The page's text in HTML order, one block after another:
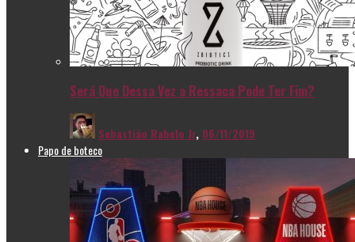
Será Que Dessa Vez a Ressaca Pode Ter Fim?
Sebastião Rabelo Jr, 06/11/2019
Papo de boteco